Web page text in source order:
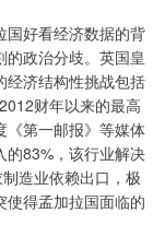
好看经济数据的背
政治分歧。英国皇
经济结构性挑战包括
财年以来的最高
《第一邮报》等媒体
的83%，该行业解决
造业依赖出口，极
使得孟加拉国面临的